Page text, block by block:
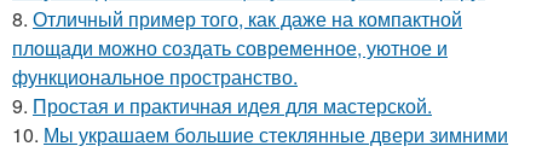
8. Отличный пример того, как даже на компактной
площади можно создать современное, уютное и
функциональное пространство.
9. Простая и практичная идея для мастерской.
10. Мы украшаем большие стеклянные двери зимними